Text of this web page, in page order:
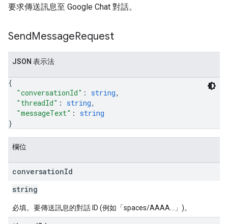
要求傳送訊息至 Google Chat 對話。
SendMessageRequest
JSON 表示法
{
"conversationId" : string,
"threadId" : string,
"messageText" : string
}
欄位
conversationId
string
必填。要傳送訊息的對話 ID (例如「spaces/AAAA...」)。